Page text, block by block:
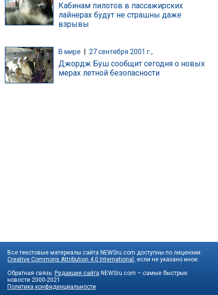
Кабинам пилотов в пассажирских
лайнерах будут не страшны даже
взрывы
В мире 27 сентября 2001 г.,
Джордж Буш сообщит сегодня о новых
мерах летной безопасности
Все текстовые материалы сайта NEWSru.com доступны по лицензии:
Creative Commons Attribution 4.0 International , если не указано иное.
Обратная связь: Редакция сайта NEWSru.com – самые быстрые
новости 2000-2021
Политика конфиденциальности